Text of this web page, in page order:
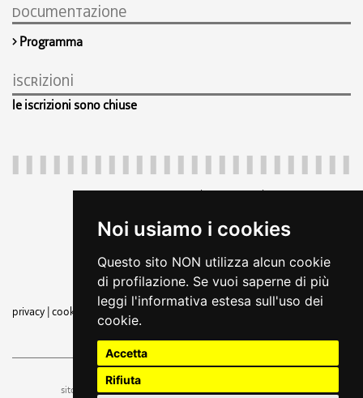
Noi usiamo i cookies
Questo sito NON utilizza alcun cookie
di profilazione. Se vuoi saperne di più
leggi l'informativa estesa sull'uso dei
cookie.
Accetta
Rifiuta
documentazione
Programma
iscrizioni
le iscrizioni sono chiuse
Regione Autonoma Friuli Venezia Giulia
piazza Unità d'Italia 1 Trieste
regione.friuliveneziagiulia@certregione.fvg.it
amministrazione trasparente
privacy |cookie note legali dichiarazione di accessibilità feedback
sito a cura diufficio stampa e comunicazione